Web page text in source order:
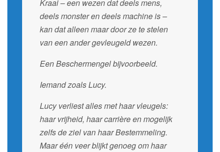
Kraai – een wezen dat deels mens,
deels monster en deels machine is –
kan dat alleen maar door ze te stelen
van een ander gevleugeld wezen.
Een Beschermengel bijvoorbeeld.
Iemand zoals Lucy.
Lucy verliest alles met haar vleugels:
haar vrijheid, haar carrière en mogelijk
zelfs de ziel van haar Bestemmeling.
Maar één veer blijkt genoeg om haar